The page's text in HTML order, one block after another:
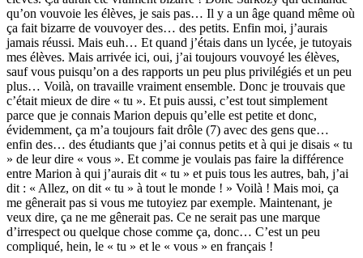
qu’on vouvoie les élèves, je sais pas… Il y a un âge quand même où
ça fait bizarre de vouvoyer des… des petits. Enfin moi, j’aurais
jamais réussi. Mais euh… Et quand j’étais dans un lycée, je tutoyais
mes élèves. Mais arrivée ici, oui, j’ai toujours vouvoyé les élèves,
sauf vous puisqu’on a des rapports un peu plus privilégiés et un peu
plus… Voilà, on travaille vraiment ensemble. Donc je trouvais que
c’était mieux de dire « tu ». Et puis aussi, c’est tout simplement
parce que je connais Marion depuis qu’elle est petite et donc,
évidemment, ça m’a toujours fait drôle (7) avec des gens que…
enfin des… des étudiants que j’ai connus petits et à qui je disais « tu
» de leur dire « vous ». Et comme je voulais pas faire la différence
entre Marion à qui j’aurais dit « tu » et puis tous les autres, bah, j’ai
dit : « Allez, on dit « tu » à tout le monde ! » Voilà ! Mais moi, ça
me gênerait pas si vous me tutoyiez par exemple. Maintenant, je
veux dire, ça ne me gênerait pas. Ce ne serait pas une marque
d’irrespect ou quelque chose comme ça, donc… C’est un peu
compliqué, hein, le « tu » et le « vous » en français !